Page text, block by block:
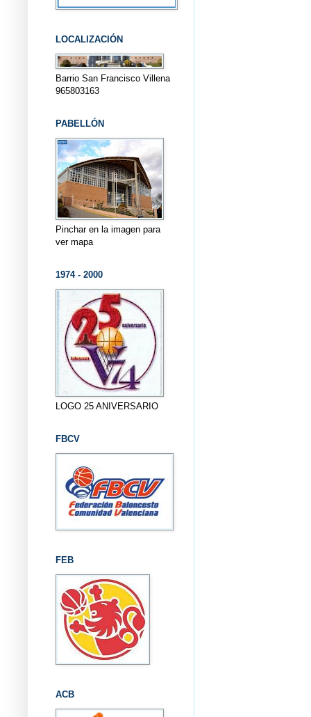
LOCALIZACIÓN
Barrio San Francisco Villena
965803163
PABELLÓN
Pinchar en la imagen para
ver mapa
1974 - 2000
LOGO 25 ANIVERSARIO
FBCV
FEB
ACB